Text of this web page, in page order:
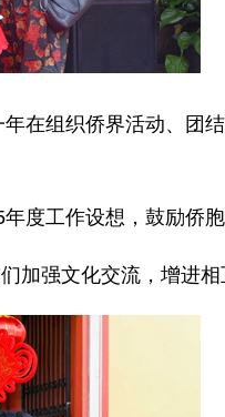
在组织侨界活动、团
度工作设想，鼓励侨
加强文化交流，增进相